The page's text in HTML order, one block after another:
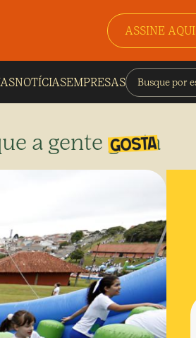
ASSINE AQUI
NOTÍCIASEMPRESAS
a gente gosta